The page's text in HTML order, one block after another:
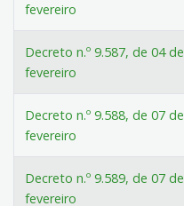
fevereiro
Decreto n.º 9.587, de 04 de
fevereiro
Decreto n.º 9.588, de 07 de
fevereiro
Decreto n.º 9.589, de 07 de
fevereiro